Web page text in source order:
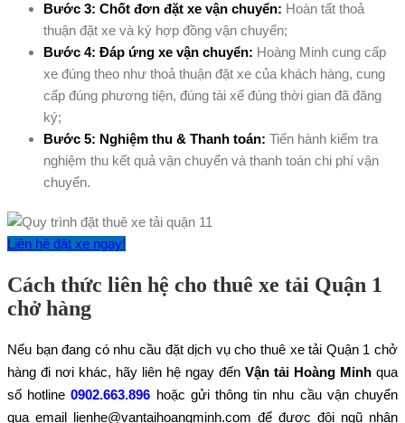
Bước 3: Chốt đơn đặt xe vận chuyển: Hoàn tất thoả
thuận đặt xe và ký hợp đồng vận chuyển;
Bước 4: Đáp ứng xe vận chuyển: Hoàng Minh cung cấp
xe đúng theo như thoả thuận đặt xe của khách hàng, cung
cấp đúng phương tiện, đúng tài xế đúng thời gian đã đăng
ký;
Bước 5: Nghiệm thu & Thanh toán: Tiến hành kiểm tra
nghiệm thu kết quả vận chuyển và thanh toán chi phí vận
chuyển.
Liên hệ đặt xe ngay!
Cách thức liên hệ cho thuê xe tải Quận 1
chở hàng
Nếu bạn đang có nhu cầu đặt dịch vụ cho thuê xe tải Quận 1 chở
hàng đi nơi khác, hãy liên hệ ngay đến Vận tải Hoàng Minh qua
số hotline0902.663.896 hoặc gửi thông tin nhu cầu vận chuyển
qua email lienhe@vantaihoangminh.com để được đội ngũ nhân